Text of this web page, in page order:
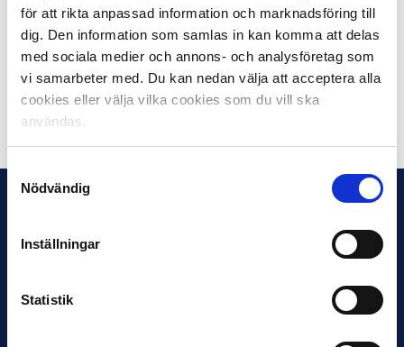
för att rikta anpassad information och marknadsföring till
dig. Den information som samlas in kan komma att delas
med sociala medier och annons- och analysföretag som
vi samarbeter med. Du kan nedan välja att acceptera alla
cookies eller välja vilka cookies som du vill ska
användas.
Samtyckesval
Nödvändig
Inställningar
Statistik
Fakta FIFPro:
FIFPro är en internationell facklig organisation som
representerar professionella fotbollsspelare.